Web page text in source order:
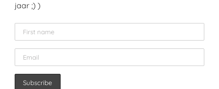
jaar ;) )